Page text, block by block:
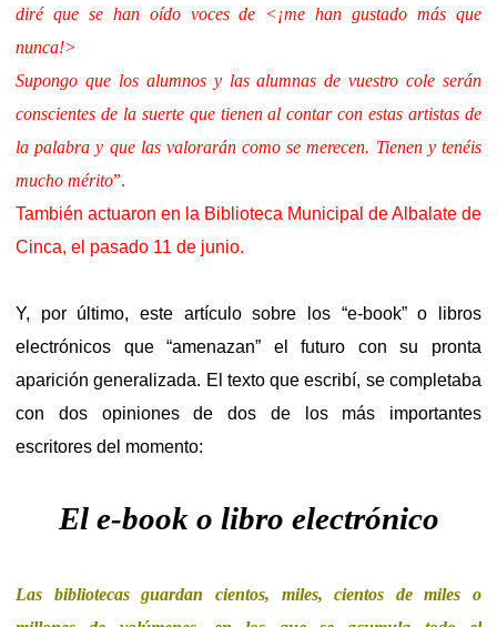
diré que se han oído voces de <¡me han gustado más que
nunca!>
Supongo que los alumnos y las alumnas de vuestro cole serán
conscientes de la suerte que tienen al contar con estas artistas de
la palabra y que las valorarán como se merecen. Tienen y tenéis
mucho mérito”.
También actuaron en la Biblioteca Municipal de Albalate de
Cinca, el pasado 11 de junio.
Y, por último, este artículo sobre los “e-book” o libros
electrónicos que “amenazan” el futuro con su pronta
aparición generalizada. El texto que escribí, se completaba
con dos opiniones de dos de los más importantes
escritores del momento:
El e-book o libro electrónico
Las bibliotecas guardan cientos, miles, cientos de miles o